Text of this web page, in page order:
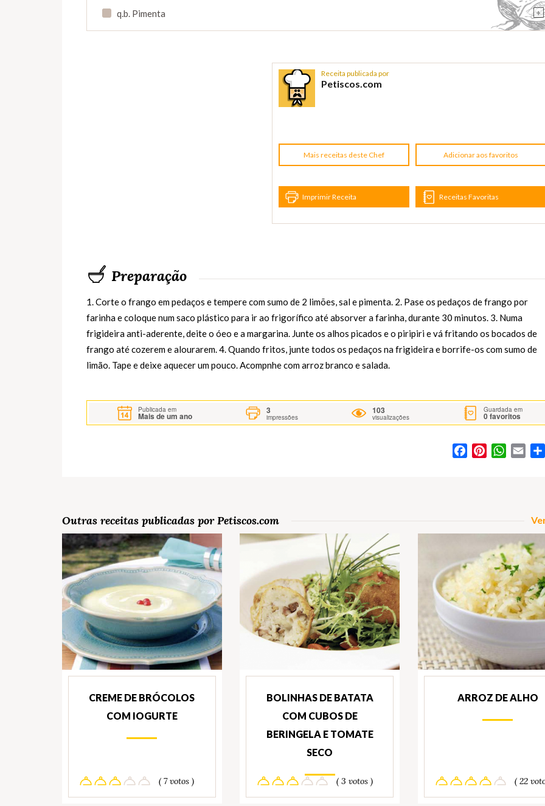
+
q.b. Pimenta
Receita publicada por
Petiscos.com
Mais receitas deste Chef Adicionar aos favoritos
Imprimir Receita Receitas Favoritas
Preparação
1. Corte o frango em pedaços e tempere com sumo de 2 limões, sal e pimenta. 2. Pase os pedaços de frango por
farinha e coloque num saco plástico para ir ao frigorífico até absorver a farinha, durante 30 minutos. 3. Numa
frigideira anti-aderente, deite o óeo e a margarina. Junte os alhos picados e o piripiri e vá fritando os bocados de
frango até cozerem e alourarem. 4. Quando fritos, junte todos os pedaços na frigideira e borrife-os com sumo de
limão. Tape e deixe aquecer um pouco. Acompnhe com arroz branco e salada.
Publicada em
Mais de um ano
3
impressões
103
visualizações
Guardada em
0favoritos
FacebookPinterest
Outras receitas publicadas por Petiscos.com
CREME DE BRÓCOLOS
COM IOGURTE
( 7 votos )
BOLINHAS DE BATATA
COM CUBOS DE
BERINGELA E TOMATE
SECO
( 3 votos )
ARROZ DE ALHO
( 22